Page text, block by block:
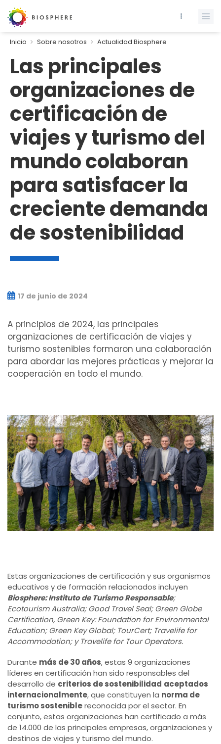
Inicio Sobre nosotros Actualidad Biosphere
Las principales
organizaciones de
certificación de
viajes y turismo del
mundo colaboran
para satisfacer la
creciente demanda
de sostenibilidad
17 de junio de 2024
A principios de 2024, las principales
organizaciones de certificación de viajes y
turismo sostenibles formaron una colaboración
para abordar las mejores prácticas y mejorar la
cooperación en todo el mundo.
Estas organizaciones de certificación y sus organismos
educativos y de formación relacionados incluyen
Biosphere: Instituto de Turismo Responsable;
Ecotourism Australia; Good Travel Seal; Green Globe
Certification, Green Key: Foundation for Environmental
Education; Green Key Global; TourCert; Travelife for
Accommodation; y Travelife for Tour Operators.
Durante más de 30 años, estas 9 organizaciones
líderes en certificación han sido responsables del
desarrollo de criterios de sostenibilidad aceptados
internacionalmente, que constituyen la norma de
turismo sosteniblereconocida por el sector. En
conjunto, estas organizaciones han certificado a más
de 14.000 de las principales empresas, organizaciones y
destinos de viajes y turismo del mundo.